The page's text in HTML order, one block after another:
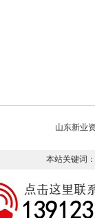
山东新业
本站关键词：